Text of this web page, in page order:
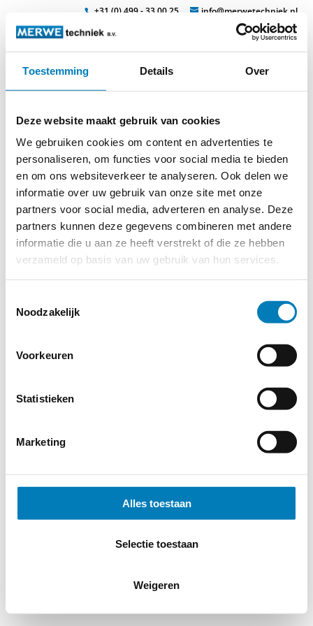
Toestemming Details Over
Deze website maakt gebruik van cookies
We gebruiken cookies om content en advertenties te
personaliseren, om functies voor social media te bieden
en om ons websiteverkeer te analyseren. Ook delen we
informatie over uw gebruik van onze site met onze
partners voor social media, adverteren en analyse. Deze
partners kunnen deze gegevens combineren met andere
informatie die u aan ze heeft verstrekt of die ze hebben
verzameld op basis van uw gebruik van hun services.
Noodzakelijk
Voorkeuren
Statistieken
Marketing
Alles toestaan
Selectie toestaan
Weigeren
+31 (0) 499 - 33 00 25 info@merwetechniek.nl
Veelzijdig in elektrotechnische producten
dt300-1
© 2026 MERWEtechniek B.V. Privacy Policy-
Cookieverklaring
Verdere contact gegevens